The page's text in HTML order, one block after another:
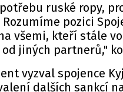
ruské ropy,
pozici
všemi, kteří stále
jiných partnerů,"
vyzval spojence
dalších sankcí